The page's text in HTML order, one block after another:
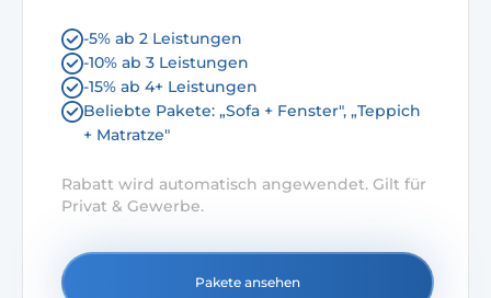
-5% ab 2 Leistungen
-10% ab 3 Leistungen
-15% ab 4+ Leistungen
Beliebte Pakete: „Sofa + Fenster", „Teppich
+ Matratze"
Rabatt wird automatisch angewendet. Gilt für
Privat & Gewerbe.
Pakete ansehen